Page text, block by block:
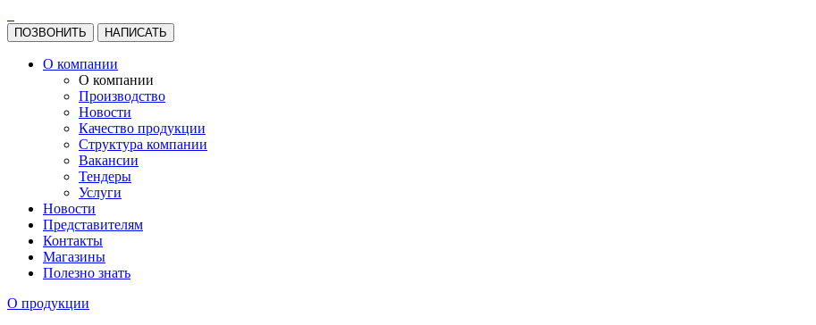
ПОЗВОНИТЬ НАПИСАТЬ
О компании
О компании
Производство
Новости
Качество продукции
Структура компании
Вакансии
Тендеры
Услуги
Новости
Представителям
Контакты
Магазины
Полезно знать
О продукции